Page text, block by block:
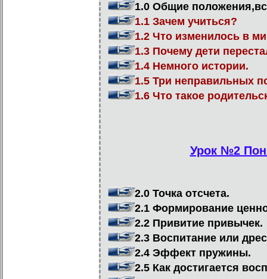
1.0 Общие
1.1 Зачем учиться?
1.2 Что изменилось в
1.3 Почему дети
1.4 Немного истории.
1.5 Три неправильных
1.6 Что такое
Урок №2
2.0 Точка отсчета.
2.1 Формирование
2.2 Привитие привычек.
2.3 Воспитание или
2.4 Эффект пружины.
2.5 Как достигается